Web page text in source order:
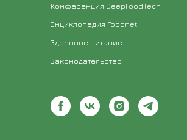
Конференция DeepFoodTech
Энциклопедия Foodnet
Здоровое питание
Законодательство